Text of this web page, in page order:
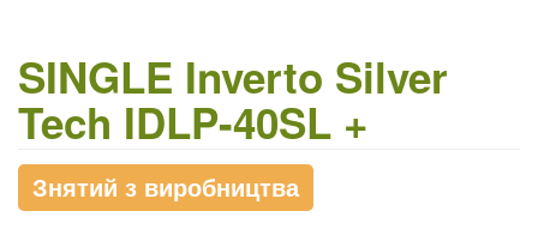
SINGLE Inverto Silver
Tech IDLP-40SL +
Знятий з виробництва